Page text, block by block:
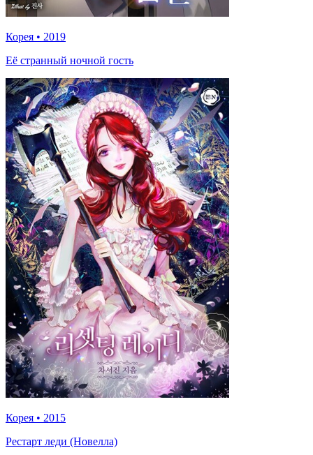
Корея • 2019
Её странный ночной гость
Корея • 2015
Рестарт леди (Новелла)